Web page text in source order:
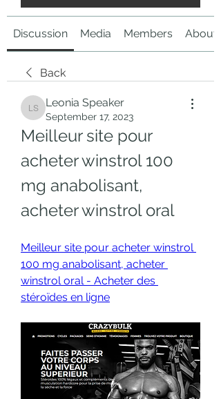
Discussion Media Members About
Back
Leonia Speaker
Leonia Speaker
September 17, 2023
Meilleur site pour
acheter winstrol 100
mg anabolisant,
acheter winstrol oral
Meilleur site pour acheter winstrol
100 mg anabolisant, acheter
winstrol oral - Acheter des
stéroïdes en ligne